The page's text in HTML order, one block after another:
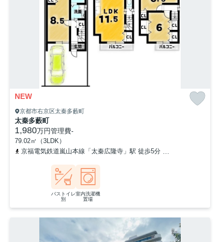
NEW
京都市右京区太秦多藪町
太秦多藪町
1,980万円管理費-
79.02㎡（3LDK）
京福電気鉄道嵐山本線「太秦広隆寺」駅 徒歩5分
バストイレ
別
室内洗濯機
置場